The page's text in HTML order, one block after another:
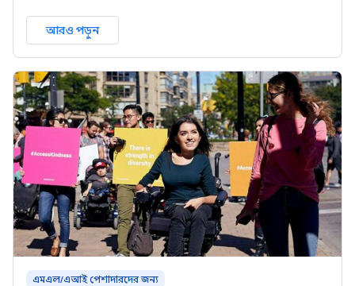
আরও পড়ুন
এমএল/এআই পেশাদারদের জন্য